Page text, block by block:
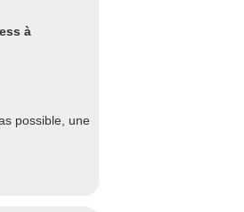
à
possible, une